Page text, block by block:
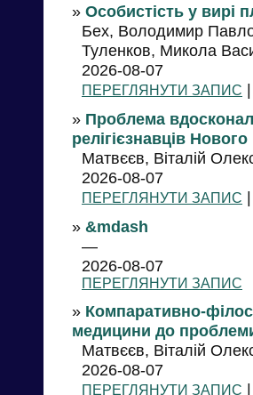
» Особистість у вирі
Бех, Володимир
Туленков, Микола
2026-08-07
ПЕРЕГЛЯНУТИ ЗАПИС |
» Проблема
релігієзнавців
Матвєєв, Віталій
2026-08-07
ПЕРЕГЛЯНУТИ ЗАПИС |
» &mdash
—
2026-08-07
ПЕРЕГЛЯНУТИ ЗАПИС
» Компаративно-
медицини до
Матвєєв, Віталій
2026-08-07
ПЕРЕГЛЯНУТИ ЗАПИС |